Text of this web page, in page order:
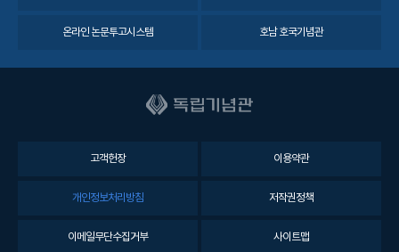
온라인 논문투고시스템 호남 호국기념관
고객헌장 이용약관
개인정보처리방침 저작권정책
이메일무단수집거부 사이트맵